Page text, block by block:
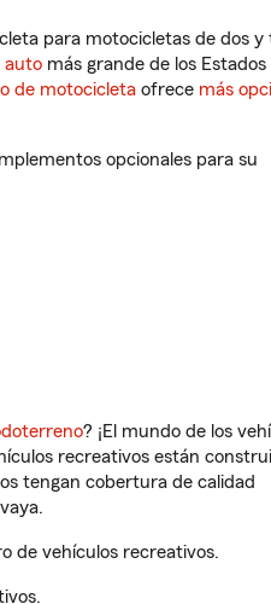
para motocicletas de dos y
auto más grande de los Estados
de motocicleta ofrece más
opcionales para su
? ¡El mundo de los
recreativos están
tengan cobertura de calidad
de vehículos recreativos.